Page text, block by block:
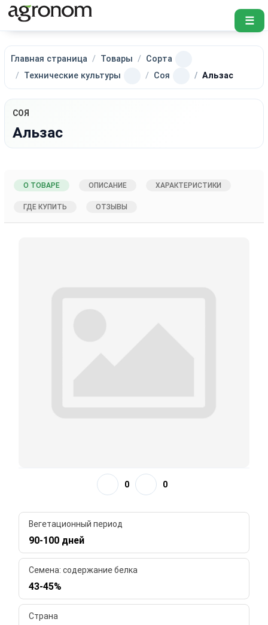
☰
Главная страница Товары
Сорта
Технические культуры
Соя Альзас
СОЯ
Альзас
О ТОВАРЕ ОПИСАНИЕ ХАРАКТЕРИСТИКИ
ГДЕ КУПИТЬ ОТЗЫВЫ
0 0
Вегетационный период
90-100 дней
Семена: содержание белка
43-45%
Страна